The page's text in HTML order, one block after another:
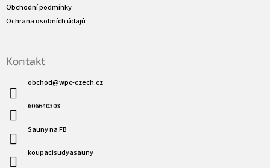
Obchodní podmínky
Ochrana osobních údajů
Kontakt
obchod@wpc-czech.cz
606640303
Sauny na FB
koupacisudyasauny